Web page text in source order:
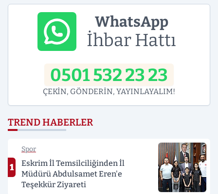
Yaralı
WhatsApp
İhbar Hattı
0501 532 23 23
ÇEKİN, GÖNDERİN, YAYINLAYALIM!
TREND HABERLER
1
Spor
Eskrim İl Temsilciliğinden İl
Müdürü Abdulsamet Eren'e
Teşekkür Ziyareti